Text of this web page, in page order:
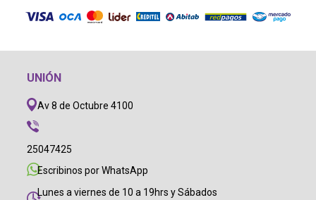
UNIÓN
Av 8 de Octubre 4100
25047425
Escribinos por WhatsApp
Lunes a viernes de 10 a 19hrs y Sábados